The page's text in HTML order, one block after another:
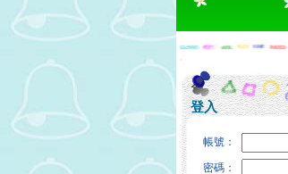
:::
登入
帳號：
密碼：